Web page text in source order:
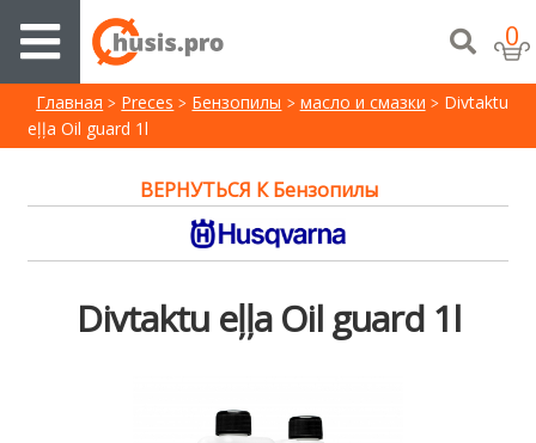
0
Главная Preces Бензопилы масло и cмазки
Divtaktu
eļļa Oil guard 1l
ВЕРНУТЬСЯ К Бензопилы
Divtaktu eļļa Oil guard 1l